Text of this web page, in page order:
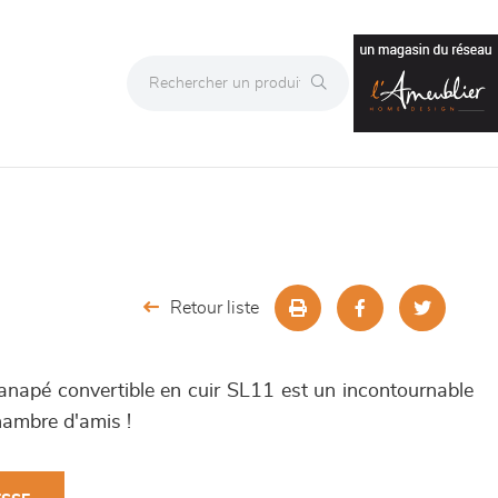
Retour liste
convertible en cuir SL11 est un incontournable
d'amis !